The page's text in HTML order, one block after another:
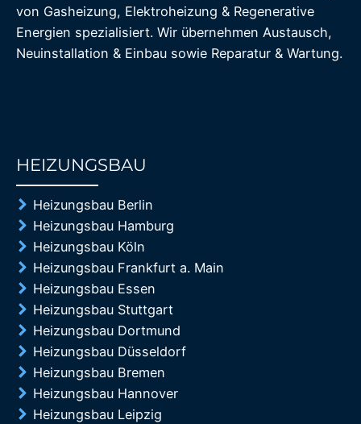
von Gasheizung, Elektroheizung & Regenerative
Energien spezialisiert. Wir übernehmen Austausch,
Neuinstallation & Einbau sowie Reparatur & Wartung.
HEIZUNGSBAU
Heizungsbau Berlin
Heizungsbau Hamburg
Heizungsbau Köln
Heizungsbau Frankfurt a. Main
Heizungsbau Essen
Heizungsbau Stuttgart
Heizungsbau Dortmund
Heizungsbau Düsseldorf
Heizungsbau Bremen
Heizungsbau Hannover
Heizungsbau Leipzig